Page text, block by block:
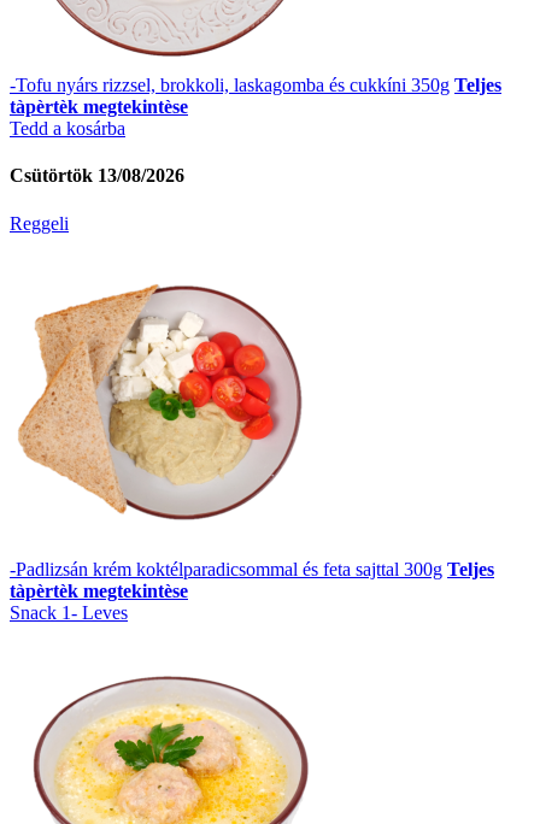
-Tofu nyárs rizzsel, brokkoli, laskagomba és cukkíni 350g Teljes
tàpèrtèk megtekintèse
Tedd a kosárba
Csütörtök 13/08/2026
Reggeli
-Padlizsán krém koktélparadicsommal és feta sajttal 300g Teljes
tàpèrtèk megtekintèse
Snack 1- Leves